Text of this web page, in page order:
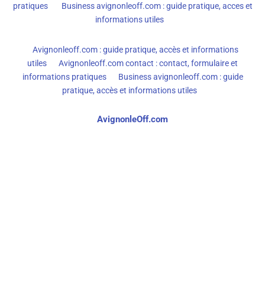
pratiques
Business avignonleoff.com : guide pratique, acces et
informations utiles
Avignonleoff.com : guide pratique, accès et informations
utiles
Avignonleoff.com contact : contact, formulaire et
informations pratiques
Business avignonleoff.com : guide
pratique, accès et informations utiles
AvignonleOff.com